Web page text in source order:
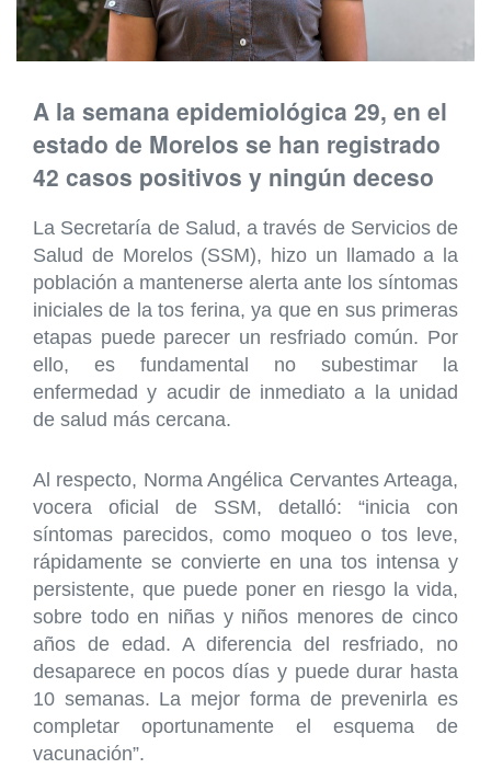
A la semana epidemiológica 29, en el
estado de Morelos se han registrado
42 casos positivos y ningún deceso
La Secretaría de Salud, a través de Servicios de
Salud de Morelos (SSM), hizo un llamado a la
población a mantenerse alerta ante los síntomas
iniciales de la tos ferina, ya que en sus primeras
etapas puede parecer un resfriado común. Por
ello, es fundamental no subestimar la
enfermedad y acudir de inmediato a la unidad
de salud más cercana.
Al respecto, Norma Angélica Cervantes Arteaga,
vocera oficial de SSM, detalló: “inicia con
síntomas parecidos, como moqueo o tos leve,
rápidamente se convierte en una tos intensa y
persistente, que puede poner en riesgo la vida,
sobre todo en niñas y niños menores de cinco
años de edad. A diferencia del resfriado, no
desaparece en pocos días y puede durar hasta
10 semanas. La mejor forma de prevenirla es
completar oportunamente el esquema de
vacunación”.